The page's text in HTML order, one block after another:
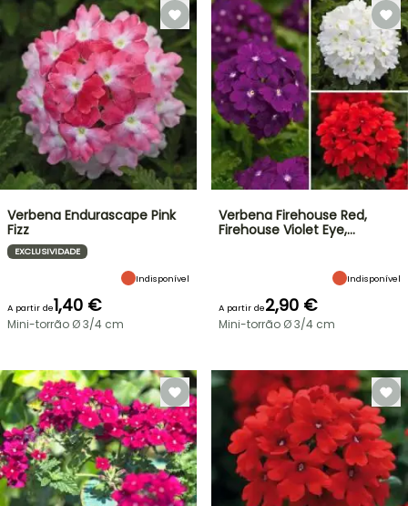
Verbena Endurascape Pink
Fizz
EXCLUSIVIDADE
Indisponível
A partir de1,40 €
Mini-torrão Ø 3/4 cm
Verbena Firehouse Red,
Firehouse Violet Eye,…
Indisponível
A partir de2,90 €
Mini-torrão Ø 3/4 cm